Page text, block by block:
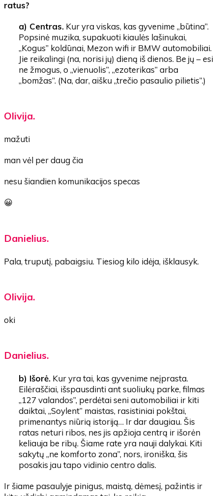
ratus?
a) Centras. Kur yra viskas, kas gyvenime „būtina”.
Popsinė muzika, supakuoti kiaulės lašinukai,
„Kogus” koldūnai, Mezon wifi ir BMW automobiliai.
Jie reikalingi (na, norisi jų) dieną iš dienos. Be jų – esi
ne žmogus, o „vienuolis”, „ezoterikas” arba
„bomžas”. (Na, dar, aišku „trečio pasaulio pilietis”.)
Olivija.
mažuti
man vėl per daug čia
nesu šiandien komunikacijos specas
😀
Danielius.
Pala, truputį, pabaigsiu. Tiesiog kilo idėja, išklausyk.
Olivija.
oki
Danielius.
b) Išorė. Kur yra tai, kas gyvenime neįprasta.
Eilėraščiai, išspausdinti ant suoliukų parke, filmas
„127 valandos”, perdėtai seni automobiliai ir kiti
daiktai, „Soylent” maistas, rasistiniai pokštai,
primenantys niūrią istoriją… Ir dar daugiau. Šis
ratas neturi ribos, nes jis apžioja centrą ir išorėn
keliauja be ribų. Šiame rate yra nauji dalykai. Kiti
sakytų „ne komforto zona”, nors, ironiška, šis
posakis jau tapo vidinio centro dalis.
Ir šiame pasaulyje pinigus, maistą, dėmesį, pažintis ir